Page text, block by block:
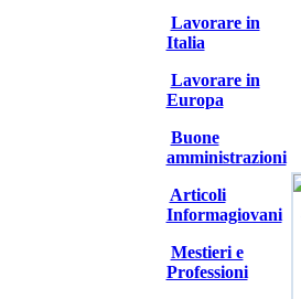
Lavorare in
Italia
Lavorare in
Europa
Buone
amministrazioni
Articoli
Informagiovani
Mestieri e
Professioni